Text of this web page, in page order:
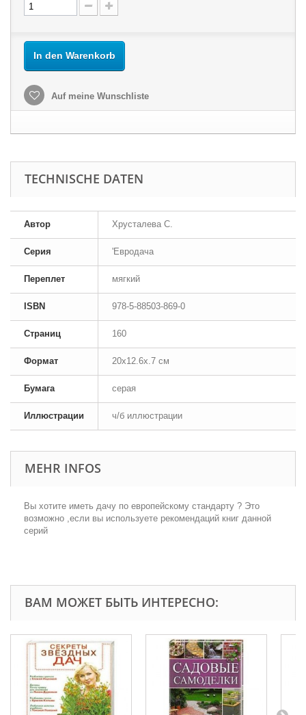
In den Warenkorb
Auf meine Wunschliste
TECHNISCHE DATEN
Автор Хрусталева С.
Серия 'Евродача
Переплет мягкий
ISBN 978-5-88503-869-0
Страниц 160
Формат 20x12.6x.7 см
Бумага серая
Иллюстрации ч/б иллюстрации
MEHR INFOS
Вы хотите иметь дачу по европейскому стандарту ? Это
возможно ,если вы используете рекомендаций книг данной
серий
ВАМ МОЖЕТ БЫТЬ ИНТЕРЕСНО: